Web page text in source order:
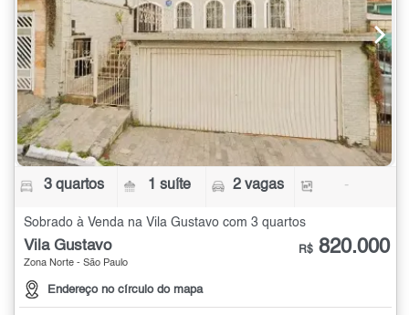
3 quartos 1 suíte 2 vagas -
Sobrado à Venda na Vila Gustavo com 3 quartos
Vila Gustavo
Zona Norte - São Paulo
Endereço no círculo do mapa
R$ 820.000